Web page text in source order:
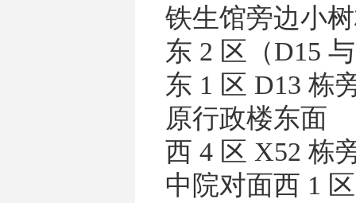
铁生馆旁边小
东 2 区（D15
东 1 区 D13 栋
原行政楼东面
西 4 区 X52 栋
中院对面西 1